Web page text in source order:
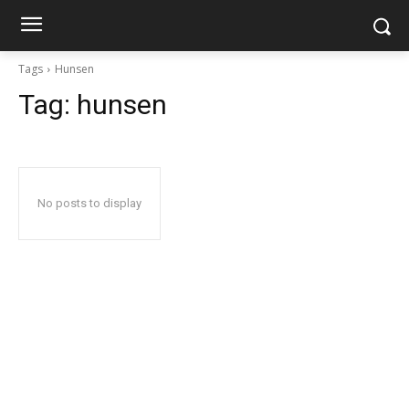
Tags Hunsen
Tag: hunsen
No posts to display